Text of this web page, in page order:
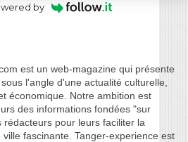
by
est un web-magazine qui présente
l'angle d'une actualité culturelle,
économique. Notre ambition est
des informations fondées "sur
rédacteurs pour leurs faciliter la
fascinante. Tanger-experience est